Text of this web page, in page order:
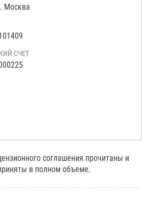
Москва
СЧЕТ
соглашения прочитаны и
в полном объеме.